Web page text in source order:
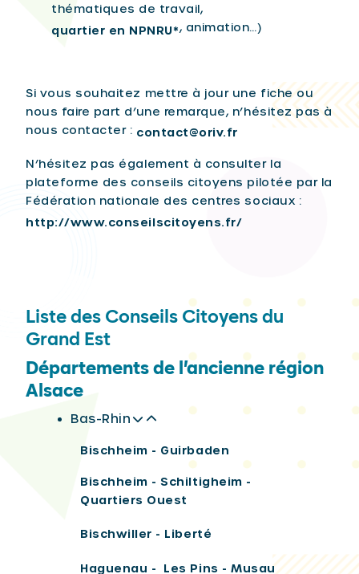
thématiques de travail,
quartier en NPNRU*, animation…)
Si vous souhaitez mettre à jour une fiche ou
nous faire part d’une remarque, n’hésitez pas à
nous contacter : contact@oriv.fr
N’hésitez pas également à consulter la
plateforme des conseils citoyens pilotée par la
Fédération nationale des centres sociaux :
http://www.conseilscitoyens.fr/
Liste des Conseils Citoyens du
Grand Est
Départements de l’ancienne région
Alsace
Bas-Rhin
Bischheim - Guirbaden
Bischheim - Schiltigheim -
Quartiers Ouest
Bischwiller - Liberté
Haguenau - Les Pins - Musau